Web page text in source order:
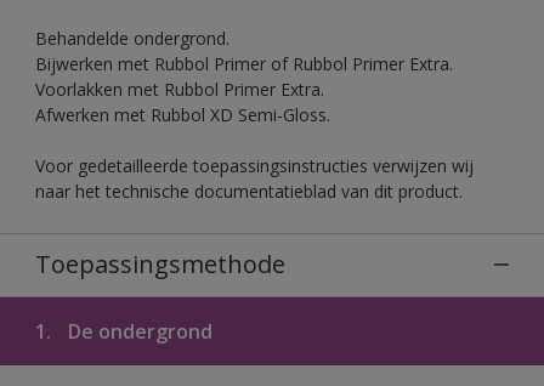
Behandelde ondergrond.
Bijwerken met Rubbol Primer of Rubbol Primer Extra.
Voorlakken met Rubbol Primer Extra.
Afwerken met Rubbol XD Semi-Gloss.
Voor gedetailleerde toepassingsinstructies verwijzen wij
naar het technische documentatieblad van dit product.
Toepassingsmethode
1. De ondergrond